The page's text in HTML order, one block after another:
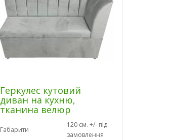
Геркулес кутовий
диван на кухню,
тканина велюр
Габарити
120 см. +/- під
замовлення